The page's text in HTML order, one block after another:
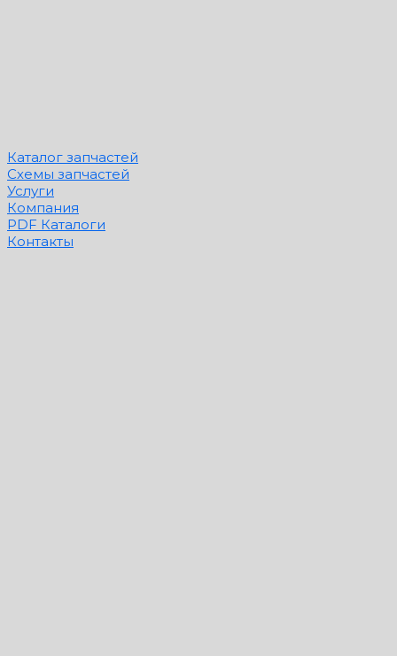
Каталог запчастей
Схемы запчастей
Услуги
Компания
PDF Каталоги
Контакты